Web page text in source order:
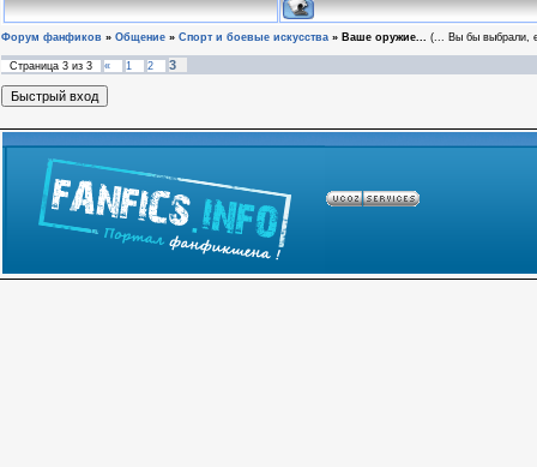
Форум фанфиков » Общение » Спорт и боевые искусства » Ваше оружие... (... Вы бы выбрали,
Страница 3 из 3 « 1 2 3